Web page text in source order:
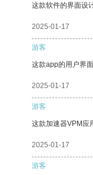
这款软件的界面设
2025-01-17
游客
这款app的用户界
2025-01-17
游客
这款加速器VPM应
2025-01-17
游客